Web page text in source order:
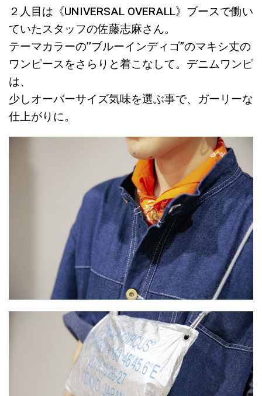
２人目は《UNIVERSAL OVERALL》ブースで働い
ていたスタッフの佐藤志麻さん。
テーマカラーの’’ブルーインディゴ”のマキシ丈の
ワンピースをさらりと着こなして。デニムワンピ
は、
少しオーバーサイズ気味を選ぶ事で、ガーリーな
仕上がりに。